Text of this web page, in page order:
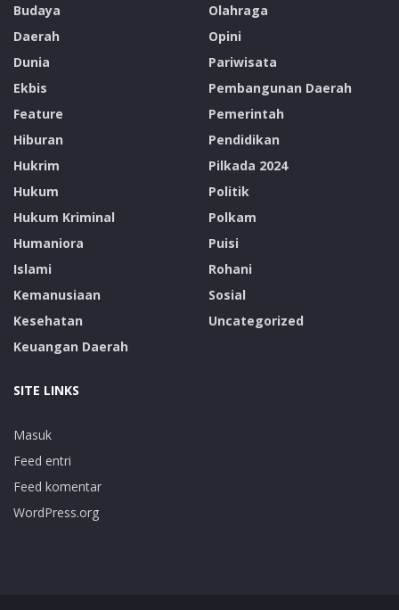
Budaya
Daerah
Dunia
Ekbis
Feature
Hiburan
Hukrim
Hukum
Hukum Kriminal
Humaniora
Islami
Kemanusiaan
Kesehatan
Keuangan Daerah
Olahraga
Opini
Pariwisata
Pembangunan Daerah
Pemerintah
Pendidikan
Pilkada 2024
Politik
Polkam
Puisi
Rohani
Sosial
Uncategorized
SITE LINKS
Masuk
Feed entri
Feed komentar
WordPress.org